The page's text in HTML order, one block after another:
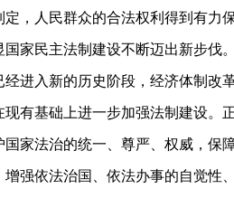
，人民群众的合法权利得到有
家民主法制建设不断迈出新步伐。
入新的历史阶段，经济体制改
有基础上进一步加强法制建设。
家法治的统一、尊严、权威，保
增强依法治国、依法办事的自觉性